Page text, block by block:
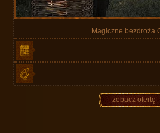
Magiczne bezdroża
zobacz ofertę